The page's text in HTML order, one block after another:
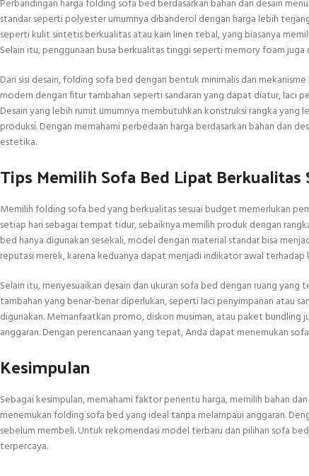
Perbandingan harga folding sofa bed berdasarkan bahan dan desain
standar seperti polyester umumnya dibanderol dengan harga lebih
seperti kulit sintetis berkualitas atau kain linen tebal, yang biasanya
Selain itu, penggunaan busa berkualitas tinggi seperti memory foam
Dari sisi desain, folding sofa bed dengan bentuk minimalis dan
modern dengan fitur tambahan seperti sandaran yang dapat diatur, laci
Desain yang lebih rumit umumnya membutuhkan konstruksi rangka
produksi. Dengan memahami perbedaan harga berdasarkan bahan dan
estetika.
Tips Memilih Sofa Bed Lipat Berkualitas
Memilih folding sofa bed yang berkualitas sesuai budget memerlukan
setiap hari sebagai tempat tidur, sebaiknya memilih produk dengan
bed hanya digunakan sesekali, model dengan material standar bisa
reputasi merek, karena keduanya dapat menjadi indikator awal terhadap
Selain itu, menyesuaikan desain dan ukuran sofa bed dengan ruang
tambahan yang benar-benar diperlukan, seperti laci penyimpanan atau
digunakan. Memanfaatkan promo, diskon musiman, atau paket
anggaran. Dengan perencanaan yang tepat, Anda dapat menemukan
Kesimpulan
Sebagai kesimpulan, memahami faktor penentu harga, memilih bahan
menemukan folding sofa bed yang ideal tanpa melampaui anggaran.
sebelum membeli. Untuk rekomendasi model terbaru dan pilihan sofa
terpercaya.